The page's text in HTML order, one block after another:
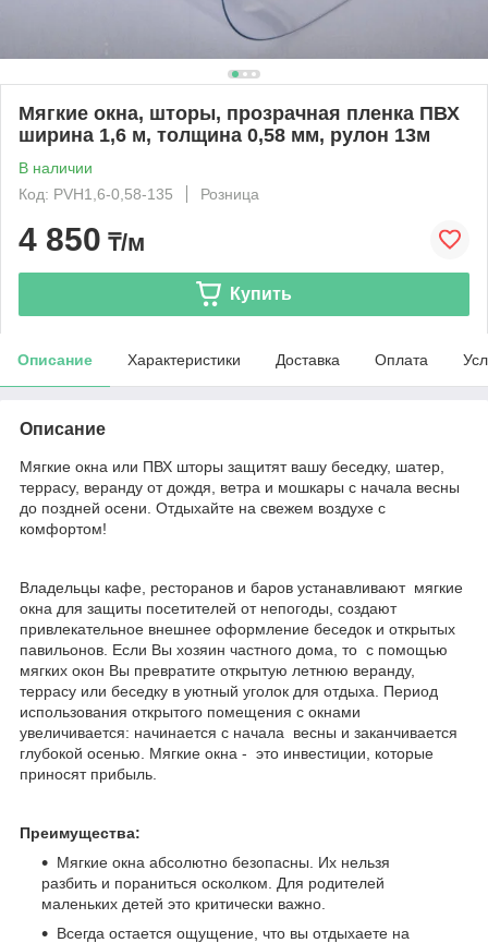
Мягкие окна, шторы, прозрачная пленка ПВХ
ширина 1,6 м, толщина 0,58 мм, рулон 13м
В наличии
Код: PVH1,6-0,58-135
Розница
4 850 ₸/м
Купить
Описание Характеристики Доставка Оплата
Описание
Мягкие окна или ПВХ шторы защитят вашу беседку, шатер,
террасу, веранду от дождя, ветра и мошкары с начала весны
до поздней осени. Отдыхайте на свежем воздухе с
комфортом!
Владельцы кафе, ресторанов и баров устанавливают мягкие
окна для защиты посетителей от непогоды, создают
привлекательное внешнее оформление беседок и открытых
павильонов. Если Вы хозяин частного дома, то с помощью
мягких окон Вы превратите открытую летнюю веранду,
террасу или беседку в уютный уголок для отдыха. Период
использования открытого помещения с окнами
увеличивается: начинается с начала весны и заканчивается
глубокой осенью. Мягкие окна - это инвестиции, которые
приносят прибыль.
Преимущества:
Мягкие окна абсолютно безопасны. Их нельзя
разбить и пораниться осколком. Для родителей
маленьких детей это критически важно.
Всегда остается ощущение, что вы отдыхаете на